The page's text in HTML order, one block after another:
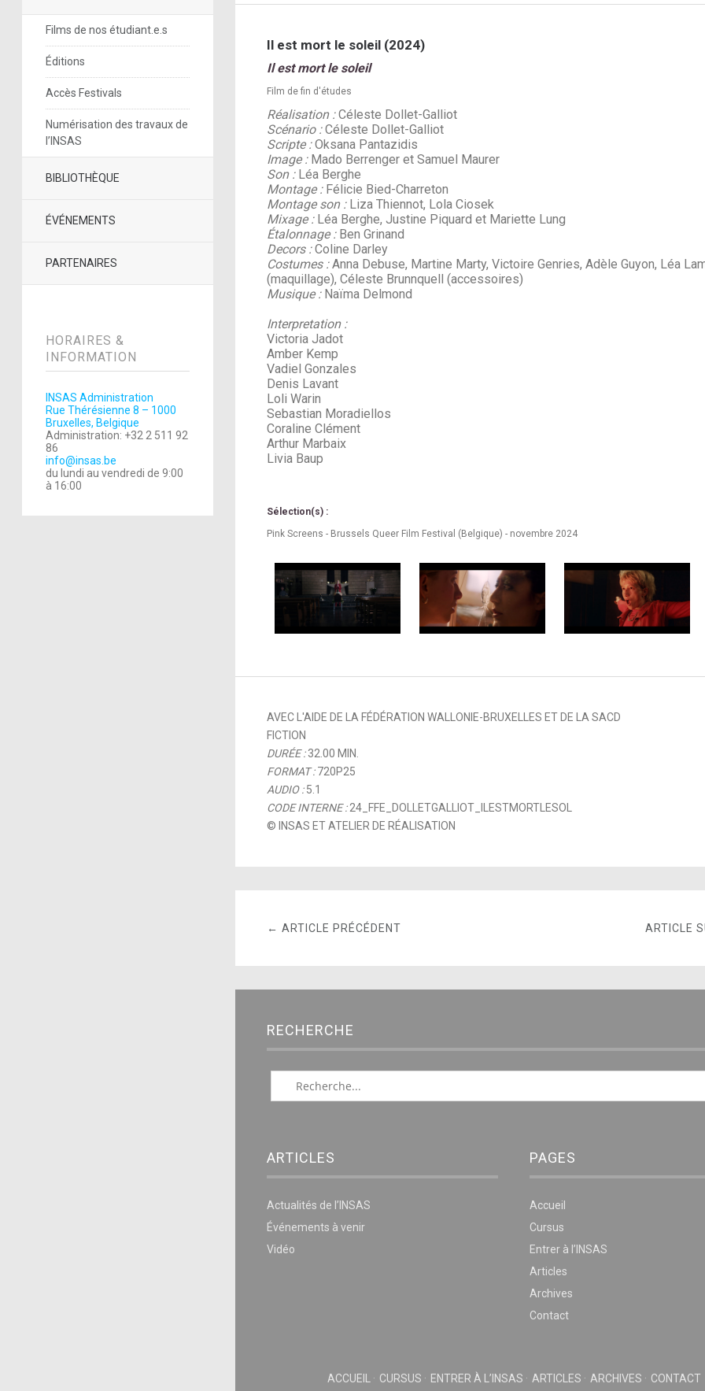
Films de nos étudiant.e.s
Éditions
Accès Festivals
Numérisation des travaux de
l’INSAS
BIBLIOTHÈQUE
ÉVÉNEMENTS
PARTENAIRES
HORAIRES &
INFORMATION
INSAS Administration
Rue Thérésienne 8 – 1000
Bruxelles, Belgique
Administration: +32 2 511 92
86
info@insas.be
du lundi au vendredi de 9:00
à 16:00
Il est mort le soleil (2024)
Il est mort le soleil
Film de fin d'études
Réalisation :Céleste Dollet-Galliot
Scénario :Céleste Dollet-Galliot
Scripte :Oksana Pantazidis
Image :Mado Berrenger et Samuel Maurer
Son :Léa Berghe
Montage :Félicie Bied-Charreton
Montage son :Liza Thiennot, Lola Ciosek
Mixage :Léa Berghe, Justine Piquard et Mariette Lung
Étalonnage :Ben Grinand
Decors :Coline Darley
Costumes :Anna Debuse, Martine Marty, Victoire Genries, Adèle Guyon, Léa
(maquillage), Céleste Brunnquell (accessoires)
Musique :Naïma Delmond
Interpretation :
Victoria Jadot
Amber Kemp
Vadiel Gonzales
Denis Lavant
Loli Warin
Sebastian Moradiellos
Coraline Clément
Arthur Marbaix
Livia Baup
Sélection(s) :
Pink Screens - Brussels Queer Film Festival (Belgique) - novembre 2024
AVEC L'AIDE DE LA FÉDÉRATION WALLONIE-BRUXELLES ET DE LA SACD
FICTION
DURÉE :32.00 MIN.
FORMAT :720P25
AUDIO :5.1
CODE INTERNE :24_FFE_DOLLETGALLIOT_ILESTMORTLESOL
© INSAS ET ATELIER DE RÉALISATION
ARTICLE
← ARTICLE PRÉCÉDENT
RECHERCHE
ARTICLES
Actualités de l’INSAS
Événements à venir
Vidéo
PAGES
Accueil
Cursus
Entrer à l’INSAS
Articles
Archives
Contact
ACCUEIL CURSUS ENTRER À L’INSAS ARTICLES ARCHIVES CONTACT